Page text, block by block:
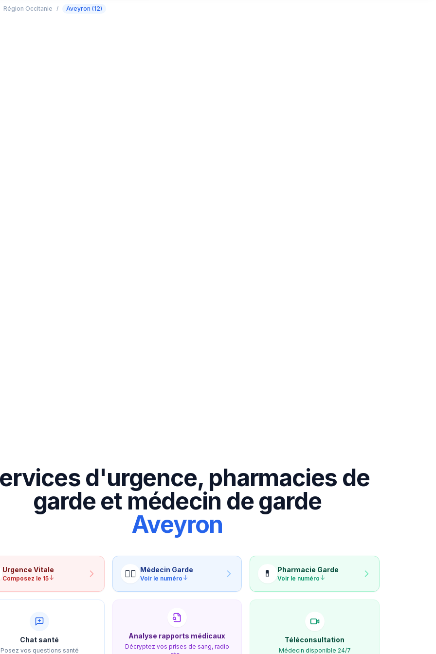
Région Occitanie / Aveyron (12)
d'urgence, pharmacies de
garde et médecin de garde
Aveyron
Urgence Vitale
Composez le 15 👨‍⚕️ Médecin Garde
Voir le numéro 💊 Pharmacie Garde
Voir le numéro
Chat santé
Posez vos questions santé
Analyse rapports médicaux
Décryptez vos prises de sang, radio
Téléconsultation
Médecin disponible 24/7